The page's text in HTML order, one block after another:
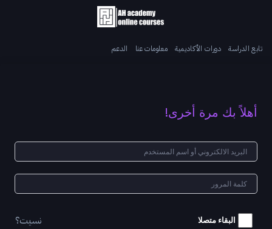
تابع الدراسة دورات الأكاديمية معلومات عنا الدعم
أهلاً بك مرة أخرى!
البقاء متصلا نسيت؟